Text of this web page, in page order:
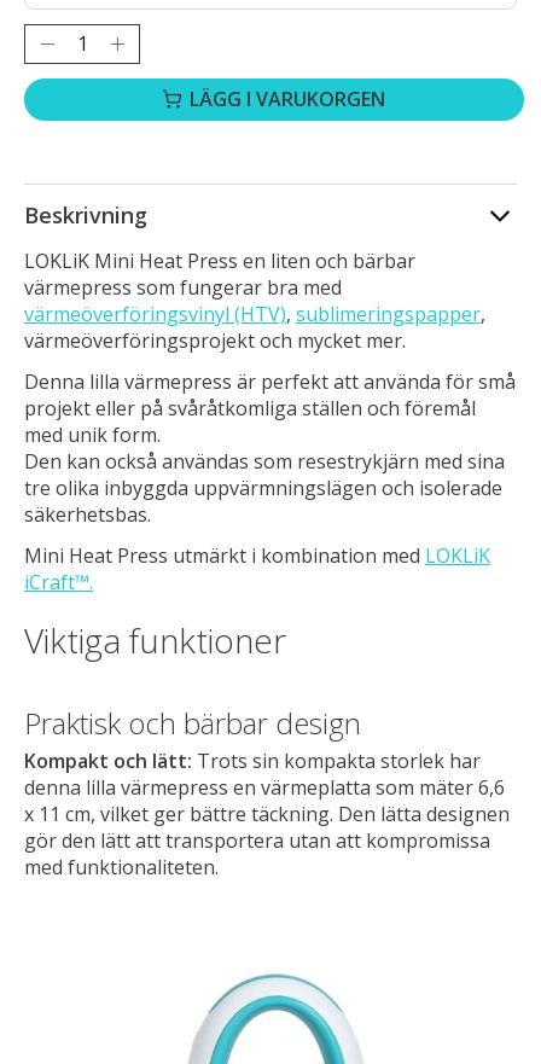
LÄGG I VARUKORGEN
Beskrivning
LOKLiK Mini Heat Press en liten och bärbar
värmepress som fungerar bra med
värmeöverföringsvinyl (HTV), sublimeringspapper,
värmeöverföringsprojekt och mycket mer.
Denna lilla värmepress är perfekt att använda för små
projekt eller på svåråtkomliga ställen och föremål
med unik form.
Den kan också användas som resestrykjärn med sina
tre olika inbyggda uppvärmningslägen och isolerade
säkerhetsbas.
Mini Heat Press utmärkt i kombination med LOKLiK
iCraft™.
Viktiga funktioner
Praktisk och bärbar design
Kompakt och lätt: Trots sin kompakta storlek har
denna lilla värmepress en värmeplatta som mäter 6,6
x 11 cm, vilket ger bättre täckning. Den lätta designen
gör den lätt att transportera utan att kompromissa
med funktionaliteten.